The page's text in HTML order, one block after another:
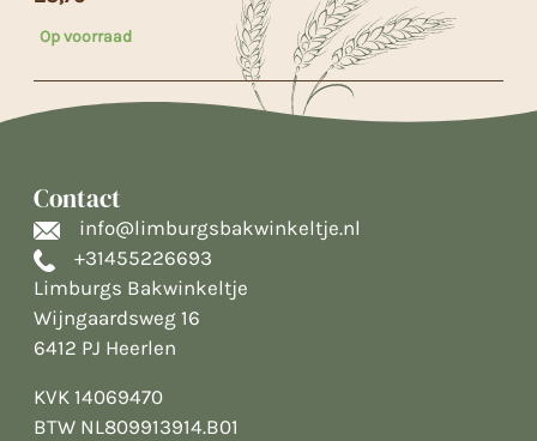
Op voorraad
Contact
info@limburgsbakwinkeltje.nl
+31455226693
Limburgs Bakwinkeltje
Wijngaardsweg 16
6412 PJ Heerlen
KVK 14069470
BTW NL809913914.B01